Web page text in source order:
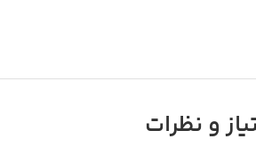
و نظرات